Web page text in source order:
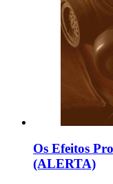
Os Efeitos
(ALERTA)